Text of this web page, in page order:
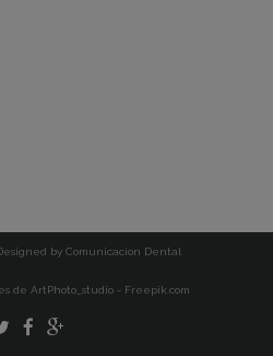
by Comunicacion Dental
de ArtPhoto_studio - Freepik.com